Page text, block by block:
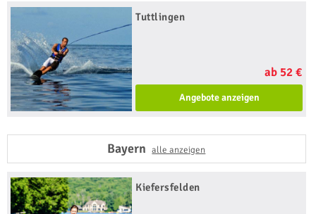
Tuttlingen
ab 52 €
Angebote anzeigen
Bayernalle anzeigen
Kiefersfelden